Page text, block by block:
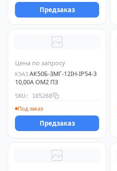
Предзаказ
Цена по запросу
КЭАЗ АК50Б-3МГ-12IН-IP54-3
10,00А ОМ2 ПЗ
SKU: 105268
Под заказ
Предзаказ